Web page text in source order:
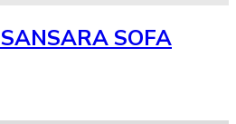
SANSARA SOFA